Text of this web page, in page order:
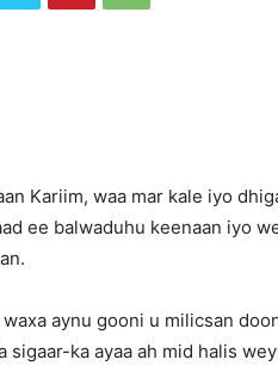
Kariim, waa mar kale iyo
ee balwaduhu keenaan iyo
waxa aynu gooni u milicsan
sigaar-ka ayaa ah mid halis